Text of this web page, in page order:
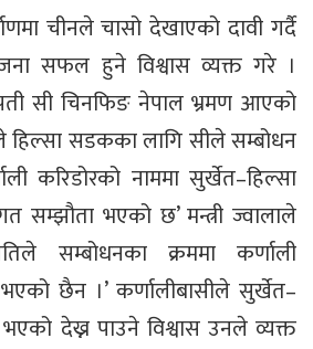
चीनले चासो देखाएको दावी गर्दै
सफल हुने विश्वास व्यक्त गरे ।
सी चिनफिङ नेपाल भ्रमण आएको
हिल्सा सडकका लागि सीले सम्बोधन
करिडोरको नाममा सुर्खेत–हिल्सा
सम्झौता भएको छ’ मन्त्री ज्वालाले
सम्बोधनका क्रममा कर्णाली
छैन ।’ कर्णालीबासीले सुर्खेत–
देख्न पाउने विश्वास उनले व्यक्त